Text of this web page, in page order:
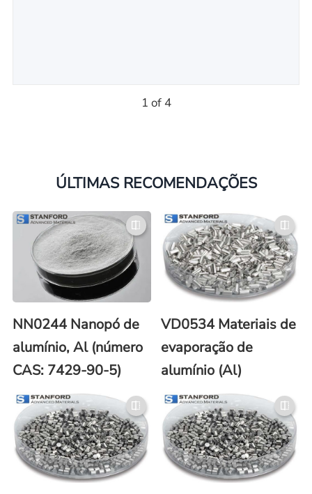
1 of 4
ÚLTIMAS RECOMENDAÇÕES
NN0244 Nanopó de
alumínio, Al (número
CAS: 7429-90-5)
VD0534 Materiais de
evaporação de
alumínio (Al)